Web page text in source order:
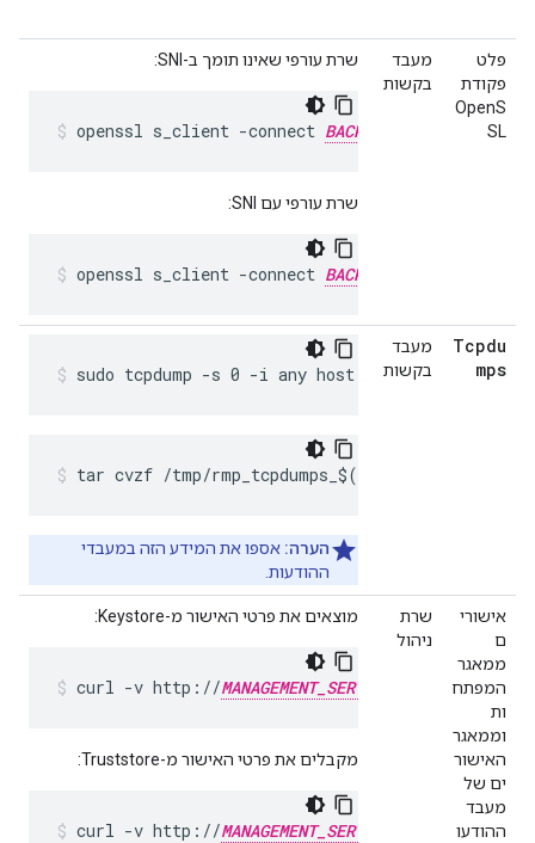
פלט
פקודת
OpenS
SL
מעבד
בקשות
שרת עורפי שאינו תומך ב-SNI:
openssl s_client -connect
שרת עורפי עם SNI:
openssl s_client -connect
Tcpdu
mps
מעבד
בקשות
sudo tcpdump -s 0 -i any host
tar cvzf /tmp/rmp_tcpdumps_$(hostname)_$(date
הערה: אספו את המידע הזה במעבדי
ההודעות.
אישורי
ם
ממאגר
המפתח
ות
וממאגר
האישור
ים של
מעבד
ההודעו
שרת
ניהול
מוצאים את פרטי האישור מ-Keystore:
curl -v http://MANAGEMENT_SERVER_HOST :PORT
מקבלים את פרטי האישור מ-Truststore:
curl -v http://MANAGEMENT_SERVER_HOST PORT